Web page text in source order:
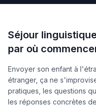
Séjour
par où
Envoyer son enfant à
étranger, ça ne
pratiques, les questions
les réponses concrètes